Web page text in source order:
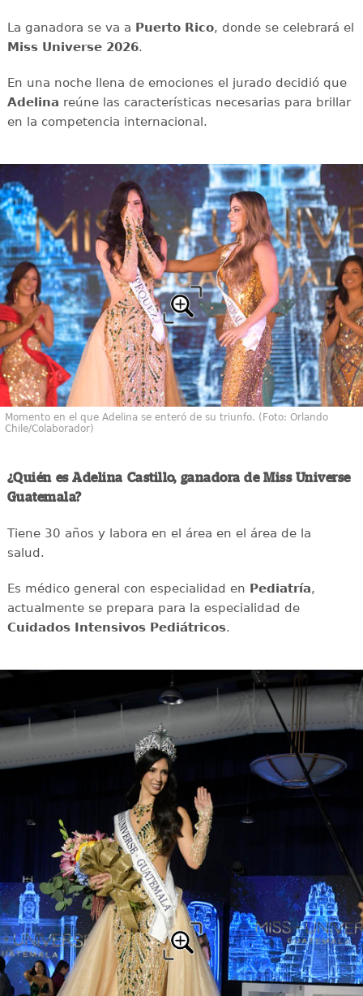
La ganadora se va a Puerto Rico, donde se celebrará el
Miss Universe 2026.
En una noche llena de emociones el jurado decidió que
Adelina reúne las características necesarias para brillar
en la competencia internacional.
Momento en el que Adelina se enteró de su triunfo. (Foto: Orlando
Chile/Colaborador)
¿Quién es Adelina Castillo, ganadora de Miss Universe
Guatemala?
Tiene 30 años y labora en el área en el área de la
salud.
Es médico general con especialidad en Pediatría,
actualmente se prepara para la especialidad de
Cuidados Intensivos Pediátricos.